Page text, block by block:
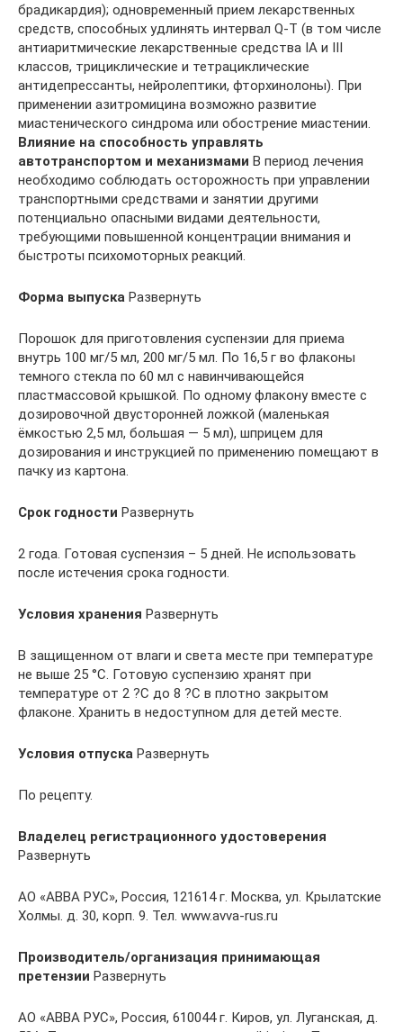
брадикардия); одновременный прием лекарственных
средств, способных удлинять интервал Q-T (в том числе
антиаритмические лекарственные средства IA и III
классов, трициклические и тетрациклические
антидепрессанты, нейролептики, фторхинолоны). При
применении азитромицина возможно развитие
миастенического синдрома или обострение миастении.
Влияние на способность управлять
автотранспортом и механизмами В период лечения
необходимо соблюдать осторожность при управлении
транспортными средствами и занятии другими
потенциально опасными видами деятельности,
требующими повышенной концентрации внимания и
быстроты психомоторных реакций.
Форма выпуска Развернуть
Порошок для приготовления суспензии для приема
внутрь 100 мг/5 мл, 200 мг/5 мл. По 16,5 г во флаконы
темного стекла по 60 мл с навинчивающейся
пластмассовой крышкой. По одному флакону вместе с
дозировочной двусторонней ложкой (маленькая
ёмкостью 2,5 мл, большая — 5 мл), шприцем для
дозирования и инструкцией по применению помещают в
пачку из картона.
Срок годности Развернуть
2 года. Готовая суспензия – 5 дней. Не использовать
после истечения срока годности.
Условия хранения Развернуть
В защищенном от влаги и света месте при температуре
не выше 25 °С. Готовую суспензию хранят при
температуре от 2 ?С до 8 ?С в плотно закрытом
флаконе. Хранить в недоступном для детей месте.
Условия отпуска Развернуть
По рецепту.
Владелец регистрационного удостоверения
Развернуть
АО «АВВА РУС», Россия, 121614 г. Москва, ул. Крылатские
Холмы. д. 30, корп. 9. Тел. www.avva-rus.ru
Производитель/организация принимающая
претензии Развернуть
АО «АВВА РУС», Россия, 610044 г. Киров, ул. Луганская, д.